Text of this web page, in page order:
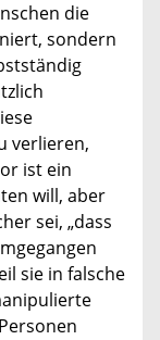
die
sondern
verlieren,
ist ein
will, aber
sei, „dass
sie in falsche